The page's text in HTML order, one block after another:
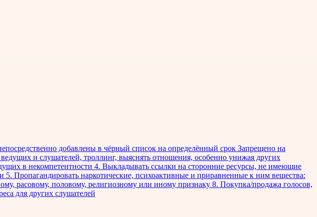
добавлены в чёрный список на определённый срок Запрещено на
и слушателей, троллинг, выяснять отношения, особенно унижая других
в некомпетентности 4. Выкладывать ссылки на сторонние ресурсы, не имеющие
Пропагандировать наркотические, психоактивные и приравненные к ним вещества:
расовому, половому, религиозному или иному признаку 8. Покупка/продажа голосов,
для других слушателей